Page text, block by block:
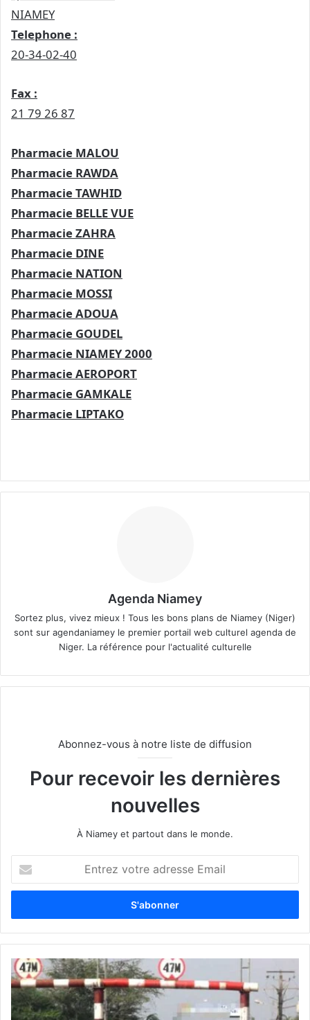
NIAMEY
Telephone :
20-34-02-40
Fax :
21 79 26 87
Pharmacie MALOU
Pharmacie RAWDA
Pharmacie TAWHID
Pharmacie BELLE VUE
Pharmacie ZAHRA
Pharmacie DINE
Pharmacie NATION
Pharmacie MOSSI
Pharmacie ADOUA
Pharmacie GOUDEL
Pharmacie NIAMEY 2000
Pharmacie AEROPORT
Pharmacie GAMKALE
Pharmacie LIPTAKO
Agenda Niamey
Sortez plus, vivez mieux ! Tous les bons plans de Niamey (Niger)
sont sur agendaniamey le premier portail web culturel agenda de
Niger. La référence pour l'actualité culturelle
Abonnez-vous à notre liste de diffusion
Pour recevoir les dernières
nouvelles
À Niamey et partout dans le monde.
t
e
z
o
t
r
e